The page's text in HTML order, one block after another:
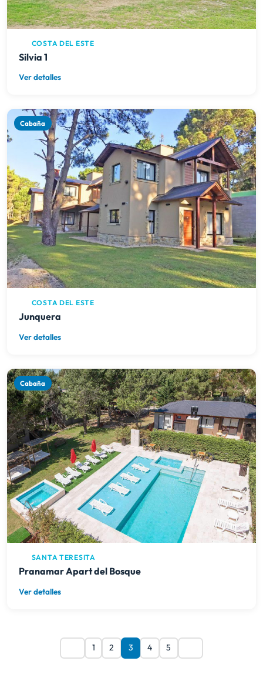
COSTA DEL ESTE
Silvia 1
Ver detalles
Cabaña
COSTA DEL ESTE
Junquera
Ver detalles
Cabaña
SANTA TERESITA
Pranamar Apart del Bosque
Ver detalles
1 2 3 4 5